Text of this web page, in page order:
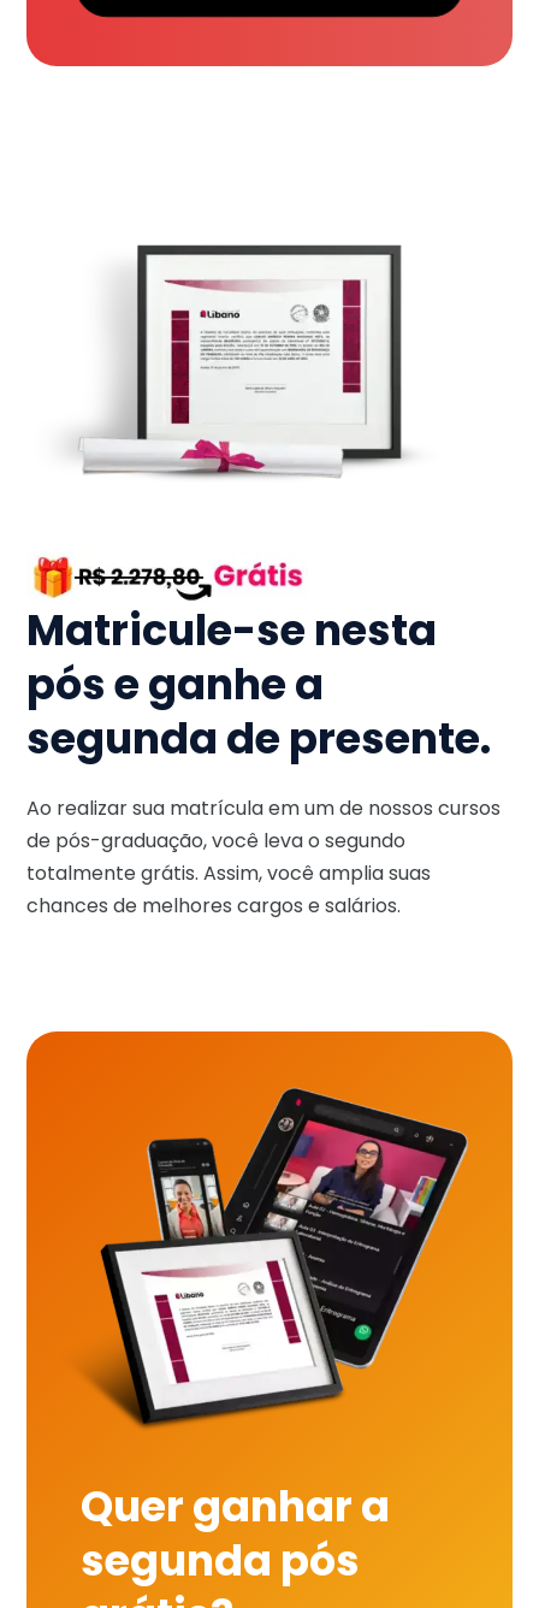
Matricule-se nesta
pós e ganhe a
segunda de presente.
Ao realizar sua matrícula em um de nossos cursos
de pós-graduação, você leva o segundo
totalmente grátis. Assim, você amplia suas
chances de melhores cargos e salários.
Quer ganhar a
segunda pós